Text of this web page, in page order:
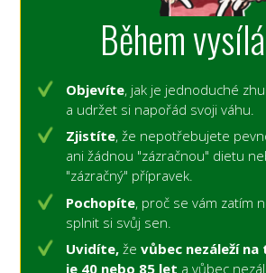
Během
Objevíte, jak je jednoduché
a udržet si napořád svoji váhu.
Zjistíte, že nepotřebujete
ani žádnou "zázračnou" dietu
"zázračný" přípravek.
Pochopíte, proč se vám zatím
splnit si svůj sen.
Uvidíte, ževůbec nezáleží
je 40 nebo 85 let a vůbec